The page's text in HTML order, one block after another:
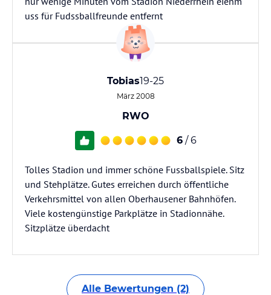
uss für Fudssballfreunde entfernt
Tobias19-25
März 2008
RWO
6 / 6
Tolles Stadion und immer schöne Fussballspiele. Sitz
und Stehplätze. Gutes erreichen durch öffentliche
Verkehrsmittel von allen Oberhausener Bahnhöfen.
Viele kostengünstige Parkplätze in Stadionnähe.
Sitzplätze überdacht
Alle Bewertungen (2)